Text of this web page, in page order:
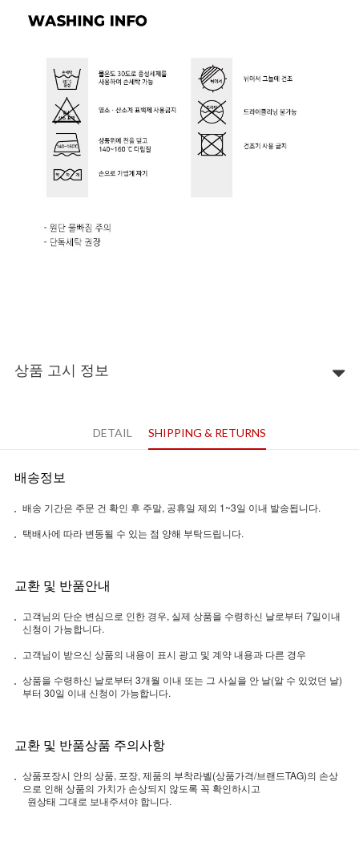
상품 고시 정보
DETAIL SHIPPING & RETURNS
배송정보
배송 기간은 주문 건 확인 후 주말, 공휴일 제외 1~3일 이내 발송됩니다.
택배사에 따라 변동될 수 있는 점 양해 부탁드립니다.
교환 및 반품안내
고객님의 단순 변심으로 인한 경우, 실제 상품을 수령하신 날로부터 7일이내
신청이 가능합니다.
고객님이 받으신 상품의 내용이 표시 광고 및 계약 내용과 다른 경우
상품을 수령하신 날로부터 3개월 이내 또는 그 사실을 안 날(알 수 있었던 날)
부터 30일 이내 신청이 가능합니다.
교환 및 반품상품 주의사항
상품포장시 안의 상품, 포장, 제품의 부착라벨(상품가격/브랜드TAG)의 손상
으로 인해 상품의 가치가 손상되지 않도록 꼭 확인하시고
원상태 그대로 보내주셔야 합니다.